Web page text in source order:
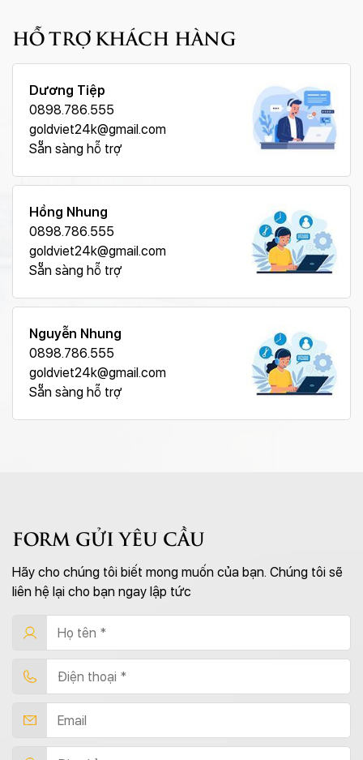
HỖ TRỢ KHÁCH HÀNG
Dương Tiệp
0898.786.555
goldviet24k@gmail.com
Sẵn sàng hỗ trợ
Hồng Nhung
0898.786.555
goldviet24k@gmail.com
Sẵn sàng hỗ trợ
Nguyễn Nhung
0898.786.555
goldviet24k@gmail.com
Sẵn sàng hỗ trợ
FORM GỬI YÊU CẦU
Hãy cho chúng tôi biết mong muốn của bạn. Chúng tôi sẽ
liên hệ lại cho bạn ngay lập tức